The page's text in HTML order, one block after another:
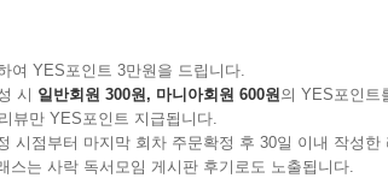
여 YES포인트 3만원을 드립니다.
시 일반회원 300원, 마니아회원 600원의 YES포인트
뷰만 YES포인트 지급됩니다.
시점부터 마지막 회차 주문확정 후 30일 이내 작성한
스는 사락 독서모임 게시판 후기로도 노출됩니다.